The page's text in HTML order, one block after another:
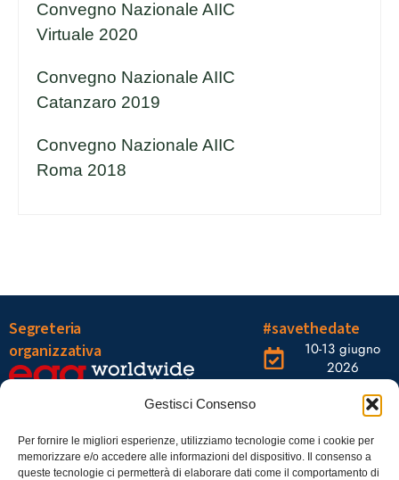
Gestisci Consenso
Per fornire le migliori esperienze, utilizziamo tecnologie come i cookie per
memorizzare e/o accedere alle informazioni del dispositivo. Il consenso a
queste tecnologie ci permetterà di elaborare dati come il comportamento di
Convegno Nazionale AIIC
Virtuale 2020
Convegno Nazionale AIIC
Catanzaro 2019
Convegno Nazionale AIIC
Roma 2018
Segreteria
organizzativa
Tel.: 06328121
infoaiic2026@ega.it
#savethedate
10-13 giugno
2026
OGR Torino
Castelfidardo,
22 10128
Torino